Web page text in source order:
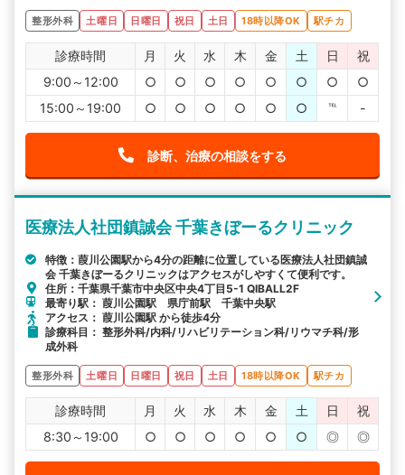
整形外科 土曜日 日曜日 祝日 土日 18時以降OK 駅チカ
診療時間 月 火 水 木 金 土 日
祝
9:00～12:00
○ ○ ○ ○ ○ ○ ○
○
15:00～19:00
○ ○ ○ ○ ○ ○ ℡ -
診断、治療の相談をする
医療法人社団鎮誠会 千葉きぼーるクリニック
特徴：葭川公園駅から4分の距離に位置している医療法人社団鎮誠
会 千葉きぼーるクリニックはアクセスがしやすくて便利です。
住所：千葉県千葉市中央区中央4丁目5-1 QIBALL2F
最寄り駅： 葭川公園駅 県庁前駅 千葉中央駅
アクセス： 葭川公園駅 から徒歩4分
診療科目： 整形外科/内科/リハビリテーション科/リウマチ科/形
成外科
整形外科 土曜日 日曜日 祝日 土日 18時以降OK 駅チカ
診療時間 月 火 水 木 金 土 日
祝
8:30～19:00
○ ○ ○ ○ ○ ○ ◎ ◎